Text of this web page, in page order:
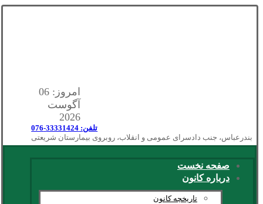
امروز: 06
آگوست
2026
تلفن: 33331424-076
بندرعباس، جنب دادسرای عمومی و انقلاب، روبروی بیمارستان شریعتی
صفحه نخست
درباره کانون
تاریخچه کانون